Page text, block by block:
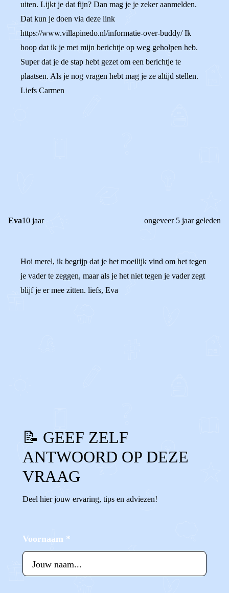
uiten. Lijkt je dat fijn? Dan mag je je zeker aanmelden.
Dat kun je doen via deze link
https://www.villapinedo.nl/informatie-over-buddy/ Ik
hoop dat ik je met mijn berichtje op weg geholpen heb.
Super dat je de stap hebt gezet om een berichtje te
plaatsen. Als je nog vragen hebt mag je ze altijd stellen.
Liefs Carmen
Eva10 jaar ongeveer 5 jaar geleden
Hoi merel, ik begrijp dat je het moeilijk vind om het tegen
je vader te zeggen, maar als je het niet tegen je vader zegt
blijf je er mee zitten. liefs, Eva
📝 GEEF ZELF
ANTWOORD OP DEZE
VRAAG
Deel hier jouw ervaring, tips en adviezen!
Voornaam *